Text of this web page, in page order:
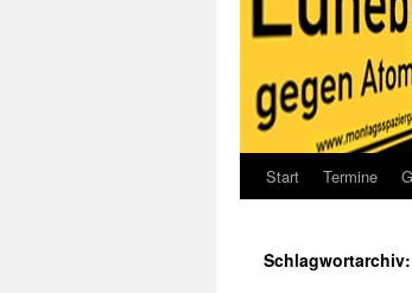
Start Termine
Schlagwortarchiv: